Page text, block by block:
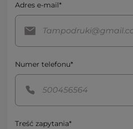
Adres e-mail*
Numer telefonu*
Treść zapytania*